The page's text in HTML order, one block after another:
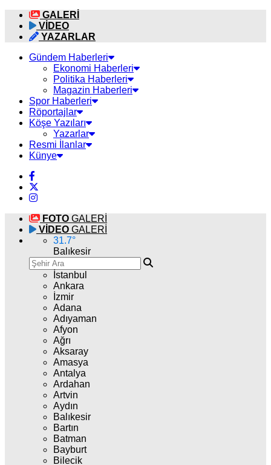
GALERİ
VİDEO
YAZARLAR
Gündem Haberleri
Ekonomi Haberleri
Politika Haberleri
Magazin Haberleri
Spor Haberleri
Röportajlar
Köşe Yazıları
Yazarlar
Resmi İlanlar
Künye
FOTO GALERİ
VİDEO GALERİ
31.7°
Balıkesir
İstanbul
Ankara
İzmir
Adana
Adıyaman
Afyon
Ağrı
Aksaray
Amasya
Antalya
Ardahan
Artvin
Aydın
Balıkesir
Bartın
Batman
Bayburt
Bilecik